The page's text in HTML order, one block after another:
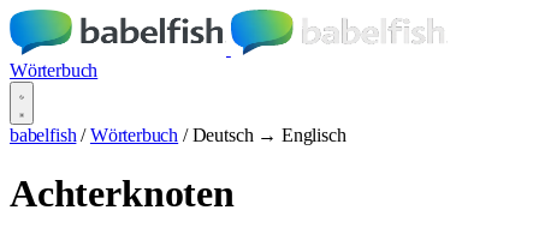
Wörterbuch
babelfish / Wörterbuch / Deutsch → Englisch
Achterknoten